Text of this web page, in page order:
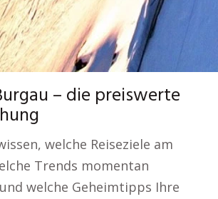
– die preiswerte
welche Reiseziele am
Trends momentan
welche Geheimtipps Ihre